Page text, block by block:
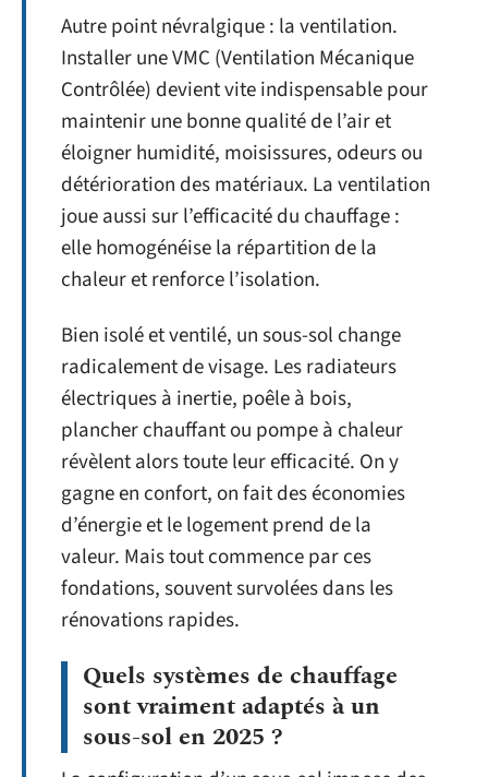
Autre point névralgique : la ventilation.
Installer une VMC (Ventilation Mécanique
Contrôlée) devient vite indispensable pour
maintenir une bonne qualité de l’air et
éloigner humidité, moisissures, odeurs ou
détérioration des matériaux. La ventilation
joue aussi sur l’efficacité du chauffage :
elle homogénéise la répartition de la
chaleur et renforce l’isolation.
Bien isolé et ventilé, un sous-sol change
radicalement de visage. Les radiateurs
électriques à inertie, poêle à bois,
plancher chauffant ou pompe à chaleur
révèlent alors toute leur efficacité. On y
gagne en confort, on fait des économies
d’énergie et le logement prend de la
valeur. Mais tout commence par ces
fondations, souvent survolées dans les
rénovations rapides.
Quels systèmes de chauffage
sont vraiment adaptés à un
sous-sol en 2025 ?